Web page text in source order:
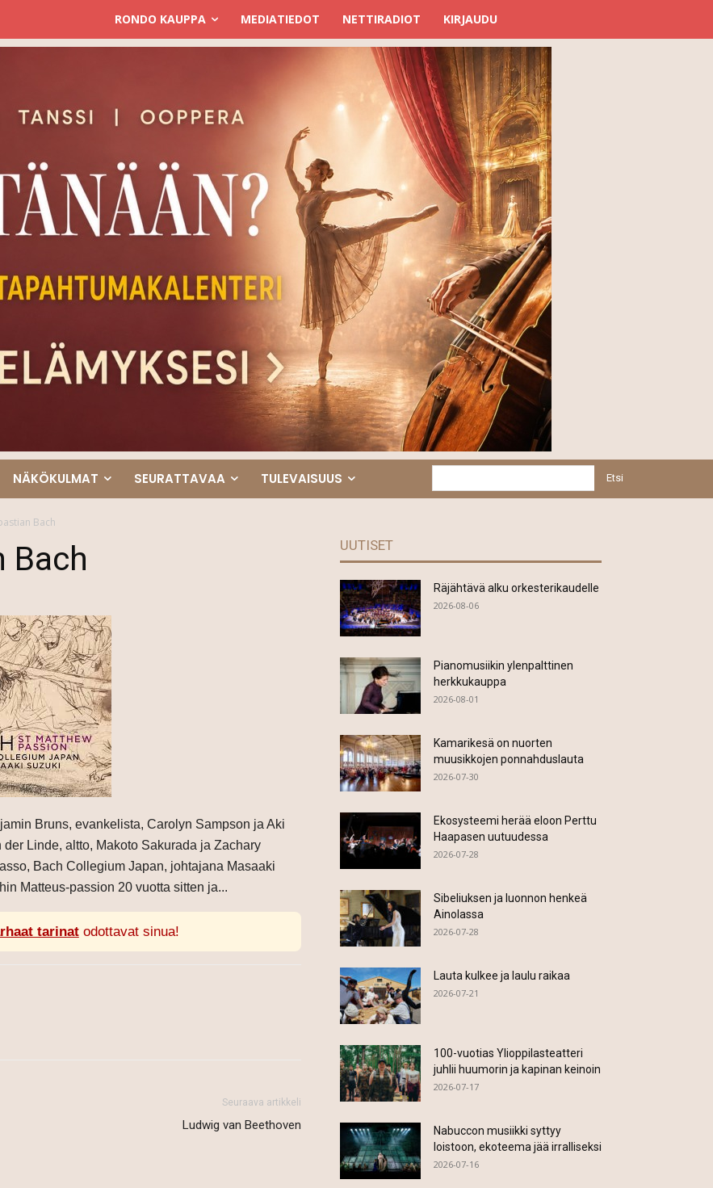
RONDO KAUPPA MEDIATIEDOT NETTIRADIOT KIRJAUDU
NÄKÖKULMAT SEURATTAVAA TULEVAISUUS Etsi
Bach
Bach
Bruns, evankelista, Carolyn Sampson ja Aki
Linde, altto, Makoto Sakurada ja Zachary
Bach Collegium Japan, johtajana Masaaki
Matteus-passion 20 vuotta sitten ja...
tarinatodottavat sinua!
Seuraava artikkeli
Ludwig van Beethoven
UUTISET
Räjähtävä alku orkesterikaudelle
2026-08-06
Pianomusiikin ylenpalttinen
herkkukauppa
2026-08-01
Kamarikesä on nuorten
muusikkojen ponnahduslauta
2026-07-30
Ekosysteemi herää eloon Perttu
Haapasen uutuudessa
2026-07-28
Sibeliuksen ja luonnon henkeä
Ainolassa
2026-07-28
Lauta kulkee ja laulu raikaa
2026-07-21
100-vuotias Ylioppilasteatteri
juhlii huumorin ja kapinan keinoin
2026-07-17
Nabuccon musiikki syttyy
loistoon, ekoteema jää irralliseksi
2026-07-16